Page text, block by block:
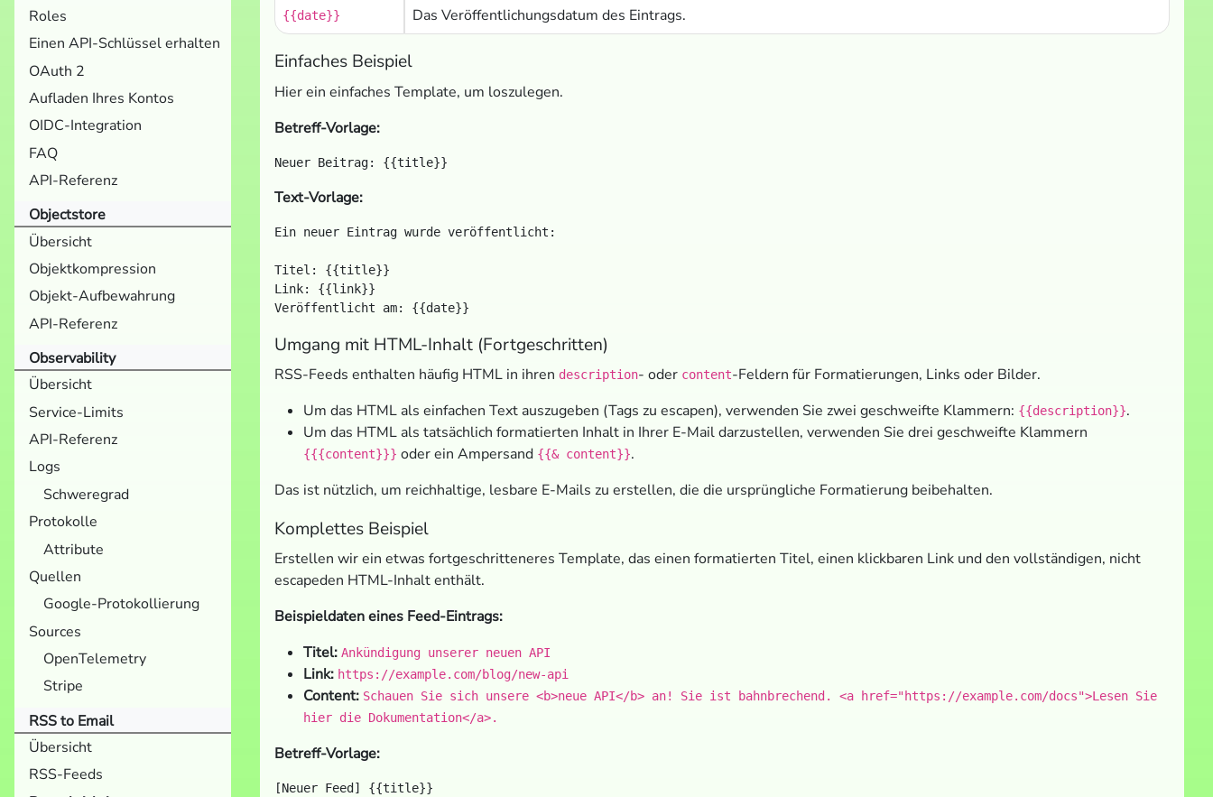
Roles
Einen API-Schlüssel erhalten
OAuth 2
Aufladen Ihres Kontos
OIDC-Integration
FAQ
API-Referenz
Objectstore
Übersicht
Objektkompression
Objekt-Aufbewahrung
API-Referenz
Observability
Übersicht
Service-Limits
API-Referenz
Logs
Schweregrad
Protokolle
Attribute
Quellen
Google-Protokollierung
Sources
OpenTelemetry
Stripe
RSS to Email
Übersicht
RSS-Feeds
{{date}} Das Veröffentlichungsdatum des Eintrags.
Einfaches Beispiel
Hier ein einfaches Template, um loszulegen.
Betreff-Vorlage:
Text-Vorlage:
Ein neuer Eintrag wurde veröffentlicht:
Titel: {{title}}
Link: {{link}}
Umgang mit HTML-Inhalt (Fortgeschritten)
RSS-Feeds enthalten häufig HTML in ihren description- oder content-Feldern für Formatierungen, Links oder Bilder.
Um das HTML als einfachen Text auszugeben (Tags zu escapen), verwenden Sie zwei geschweifte Klammern: {{description}}.
Um das HTML als tatsächlich formatierten Inhalt in Ihrer E-Mail darzustellen, verwenden Sie drei geschweifte Klammern
{{{content}}} oder ein Ampersand {{& content}}.
Das ist nützlich, um reichhaltige, lesbare E-Mails zu erstellen, die die ursprüngliche Formatierung beibehalten.
Komplettes Beispiel
Erstellen wir ein etwas fortgeschritteneres Template, das einen formatierten Titel, einen klickbaren Link und den vollständigen, nicht
escapeden HTML-Inhalt enthält.
Beispieldaten eines Feed-Eintrags:
Titel: Ankündigung unserer neuen API
Link: https://example.com/blog/new-api
Content: Schauen Sie sich unsere <b>neue API</b> an! Sie ist bahnbrechend. <a href="https://example.com/docs">Lesen Sie
hier die Dokumentation</a>.
Betreff-Vorlage: